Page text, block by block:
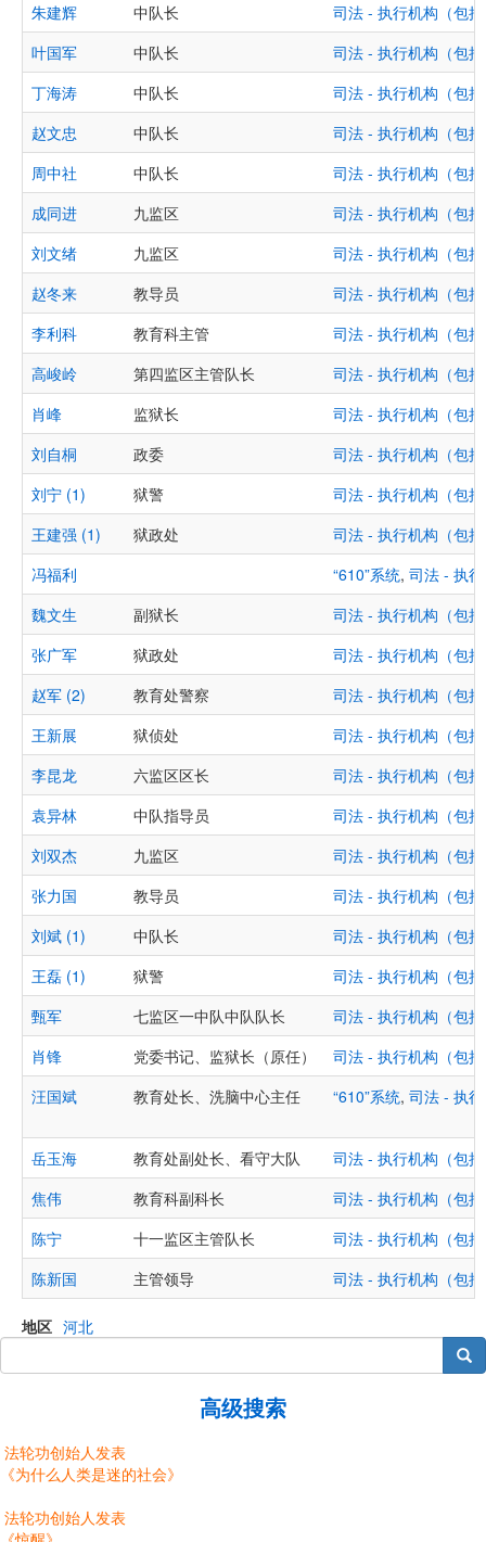
朱建辉
中队长
司法 - 执行机构（包
叶国军
中队长
司法 - 执行机构（包
丁海涛
中队长
司法 - 执行机构（包
赵文忠
中队长
司法 - 执行机构（包
周中社
中队长
司法 - 执行机构（包
成同进
九监区
司法 - 执行机构（包
刘文绪
九监区
司法 - 执行机构（包
赵冬来
教导员
司法 - 执行机构（包
李利科
教育科主管
司法 - 执行机构（包
高峻岭
第四监区主管队长
司法 - 执行机构（包
肖峰
监狱长
司法 - 执行机构（包
刘自桐
政委
司法 - 执行机构（包
刘宁 (1)
狱警
司法 - 执行机构（包
王建强 (1)
狱政处
司法 - 执行机构（包
冯福利
“610”系统, 司法 - 执
魏文生
副狱长
司法 - 执行机构（包
张广军
狱政处
司法 - 执行机构（包
赵军 (2)
教育处警察
司法 - 执行机构（包
王新展
狱侦处
司法 - 执行机构（包
李昆龙
六监区区长
司法 - 执行机构（包
袁异林
中队指导员
司法 - 执行机构（包
刘双杰
九监区
司法 - 执行机构（包
张力国
教导员
司法 - 执行机构（包
刘斌 (1)
中队长
司法 - 执行机构（包
王磊 (1)
狱警
司法 - 执行机构（包
甄军
七监区一中队中队队长
司法 - 执行机构（包
肖锋
党委书记、监狱长（原任）
司法 - 执行机构（包
汪国斌
教育处长、洗脑中心主任 “610”系统, 司法 - 执
岳玉海 教育处副处长、看守大队
司法 - 执行机构（包
焦伟
教育科副科长
司法 - 执行机构（包
陈宁
十一监区主管队长
司法 - 执行机构（包
陈新国
主管领导 司法 - 执行机构（包
地区 河北
搜索
高级搜索
法轮功创始人发表
《为什么人类是迷的社会》
法轮功创始人发表